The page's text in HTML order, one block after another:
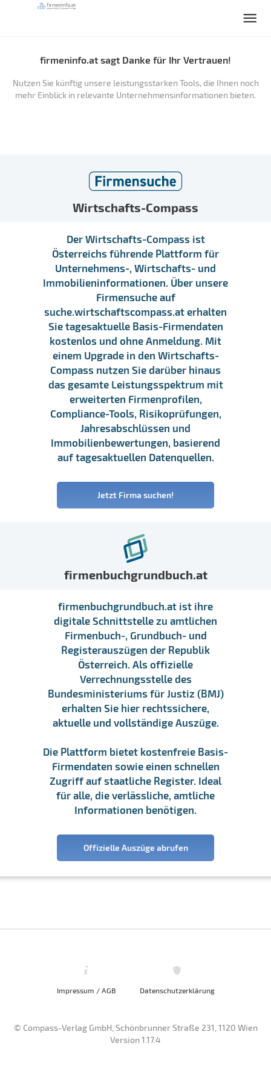
firmeninfo.at sagt Danke für Ihr Vertrauen!
Nutzen Sie künftig unsere leistungsstarken Tools, die Ihnen noch
mehr Einblick in relevante Unternehmensinformationen bieten.
Wirtschafts-Compass
Der Wirtschafts-Compass ist
Österreichs führende Plattform für
Unternehmens-, Wirtschafts- und
Immobilieninformationen. Über unsere
Firmensuche auf
suche.wirtschaftscompass.at erhalten
Sie tagesaktuelle Basis-Firmendaten
kostenlos und ohne Anmeldung. Mit
einem Upgrade in den Wirtschafts-
Compass nutzen Sie darüber hinaus
das gesamte Leistungsspektrum mit
erweiterten Firmenprofilen,
Compliance-Tools, Risikoprüfungen,
Jahresabschlüssen und
Immobilienbewertungen, basierend
auf tagesaktuellen Datenquellen.
Jetzt Firma suchen!
firmenbuchgrundbuch.at
firmenbuchgrundbuch.at ist ihre
digitale Schnittstelle zu amtlichen
Firmenbuch-, Grundbuch- und
Registerauszügen der Republik
Österreich. Als offizielle
Verrechnungsstelle des
Bundesministeriums für Justiz (BMJ)
erhalten Sie hier rechtssichere,
aktuelle und vollständige Auszüge.
Die Plattform bietet kostenfreie Basis-
Firmendaten sowie einen schnellen
Zugriff auf staatliche Register. Ideal
für alle, die verlässliche, amtliche
Informationen benötigen.
Offizielle Auszüge abrufen
Impressum / AGB Datenschutzerklärung
© Compass-Verlag GmbH, Schönbrunner Straße 231, 1120 Wien
Version 1.17.4